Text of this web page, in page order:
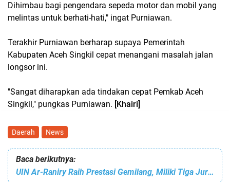
Dihimbau bagi pengendara sepeda motor dan mobil yang
melintas untuk berhati-hati," ingat Purniawan.
Terakhir Purniawan berharap supaya Pemerintah
Kabupaten Aceh Singkil cepat menangani masalah jalan
longsor ini.
"Sangat diharapkan ada tindakan cepat Pemkab Aceh
Singkil," pungkas Purniawan. [Khairi]
Daerah News
Baca berikutnya:
UIN Ar-Raniry Raih Prestasi Gemilang, Miliki Tiga Jurnal Scopus Berkualifikasi Q1